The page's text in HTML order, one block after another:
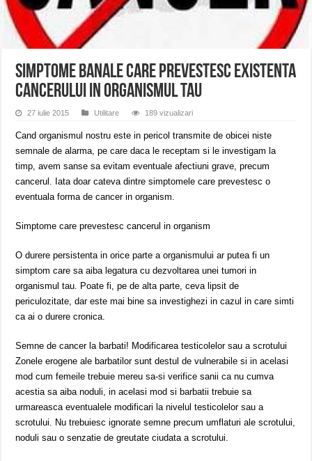
ANUNŢ OPRIRE APĂ în CARANSEBEȘ avarie
ANUNȚ OPRIRE APĂ în Reșița, cartier Țerova – avarie – 04.08.2026
Simptome banale care prevestesc existenta
cancerului in organismul tau
27 iulie 2015 Utilitare 189 vizualizari
Cand organismul nostru este in pericol transmite de obicei niste
semnale de alarma, pe care daca le receptam si le investigam la
timp, avem sanse sa evitam eventuale afectiuni grave, precum
cancerul. Iata doar cateva dintre simptomele care prevestesc o
eventuala forma de cancer in organism.
Simptome care prevestesc cancerul in organism
O durere persistenta in orice parte a organismului ar putea fi un
simptom care sa aiba legatura cu dezvoltarea unei tumori in
organismul tau. Poate fi, pe de alta parte, ceva lipsit de
periculozitate, dar este mai bine sa investighezi in cazul in care simti
ca ai o durere cronica.
Semne de cancer la barbati! Modificarea testicolelor sau a scrotului
Zonele erogene ale barbatilor sunt destul de vulnerabile si in acelasi
mod cum femeile trebuie mereu sa-si verifice sanii ca nu cumva
acestia sa aiba noduli, in acelasi mod si barbatii trebuie sa
urmareasca eventualele modificari la nivelul testicolelor sau a
scrotului. Nu trebuiesc ignorate semne precum umflaturi ale scrotului,
noduli sau o senzatie de greutate ciudata a scrotului.